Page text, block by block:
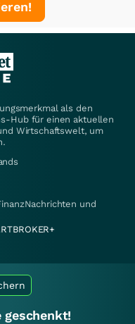
als den
Hub für einen aktuellen
Wirtschaftswelt, um
und
geschenkt!